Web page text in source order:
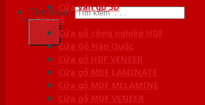
Tìm kiếm:Cửa vân gỗ 5D
Cửa gỗ
Cửa gỗ công nghiệp HDF
Cửa Gỗ Hàn Quốc
Cửa gỗ HDF VENEER
Cửa gỗ MDF LAMINATE
Cửa gỗ MDF MELAMINE
Cửa gỗ MDF VENEER